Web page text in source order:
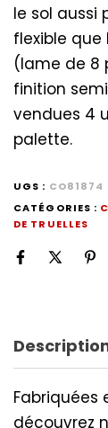
le sol aussi
flexible
(lame de 8
finition
vendues 4
palette.
UGS : CO81874
CATÉGORIES :
DE TRUELLES
Fabriquées
découvrez